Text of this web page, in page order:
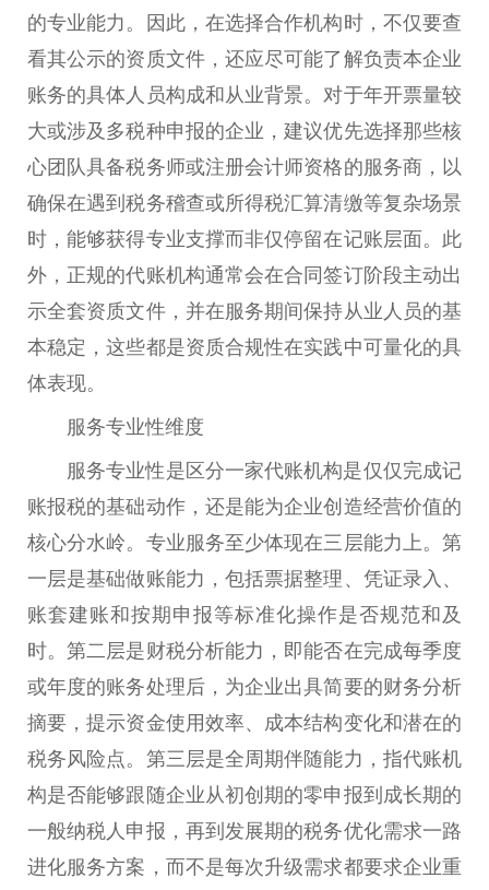
的专业能力。因此，在选择合作机构时，不仅要查
看其公示的资质文件，还应尽可能了解负责本企业
账务的具体人员构成和从业背景。对于年开票量较
大或涉及多税种申报的企业，建议优先选择那些核
心团队具备税务师或注册会计师资格的服务商，以
确保在遇到税务稽查或所得税汇算清缴等复杂场景
时，能够获得专业支撑而非仅停留在记账层面。此
外，正规的代账机构通常会在合同签订阶段主动出
示全套资质文件，并在服务期间保持从业人员的基
本稳定，这些都是资质合规性在实践中可量化的具
体表现。
服务专业性维度
服务专业性是区分一家代账机构是仅仅完成记
账报税的基础动作，还是能为企业创造经营价值的
核心分水岭。专业服务至少体现在三层能力上。第
一层是基础做账能力，包括票据整理、凭证录入、
账套建账和按期申报等标准化操作是否规范和及
时。第二层是财税分析能力，即能否在完成每季度
或年度的账务处理后，为企业出具简要的财务分析
摘要，提示资金使用效率、成本结构变化和潜在的
税务风险点。第三层是全周期伴随能力，指代账机
构是否能够跟随企业从初创期的零申报到成长期的
一般纳税人申报，再到发展期的税务优化需求一路
进化服务方案，而不是每次升级需求都要求企业重